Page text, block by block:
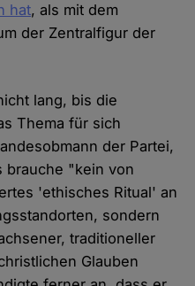
hat, als mit dem
der Zentralfigur der
lang, bis die
Thema für sich
der Partei,
brauche "kein von
'ethisches Ritual' an
sondern
traditioneller
Glauben